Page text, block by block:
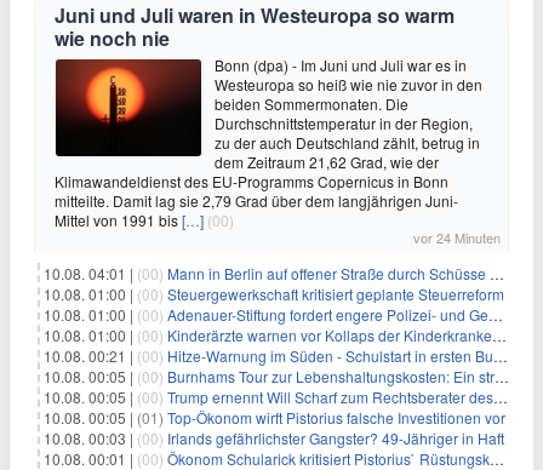
Juni und Juli waren in Westeuropa so warm
wie noch nie
Bonn (dpa) - Im Juni und Juli war es in
Westeuropa so heiß wie nie zuvor in den
beiden Sommermonaten. Die
Durchschnittstemperatur in der Region,
zu der auch Deutschland zählt, betrug in
dem Zeitraum 21,62 Grad, wie der
Klimawandeldienst des EU-Programms Copernicus in Bonn
mitteilte. Damit lag sie 2,79 Grad über dem langjährigen Juni-
Mittel von 1991 bis[…] (00)
vor 24 Minuten
10.08. 04:01 | (00) Mann in Berlin auf offener Straße durch Schüsse getötet
10.08. 01:00 | (00) Steuergewerkschaft kritisiert geplante Steuerreform
10.08. 01:00 | (00) Adenauer-Stiftung fordert engere Polizei- und Geheimdienstkooperation
10.08. 01:00 | (00) Kinderärzte warnen vor Kollaps der Kinderkrankenpflege
10.08. 00:21 | (00) Hitze-Warnung im Süden - Schulstart in ersten Bundesländern
10.08. 00:05 | (00) Burnhams Tour zur Lebenshaltungskosten: Ein strategischer Schritt inmitten von Kontroversen
10.08. 00:05 | (00) Trump ernennt Will Scharf zum Rechtsberater des Weißen Hauses: Auswirkungen auf Wirtschaft und Governance
10.08. 00:05 | (01) Top-Ökonom wirft Pistorius falsche Investitionen vor
10.08. 00:03 | (00) Irlands gefährlichster Gangster? 49-Jähriger in Haft
10.08. 00:01 | (00) Ökonom Schularick kritisiert Pistorius` Rüstungskurs